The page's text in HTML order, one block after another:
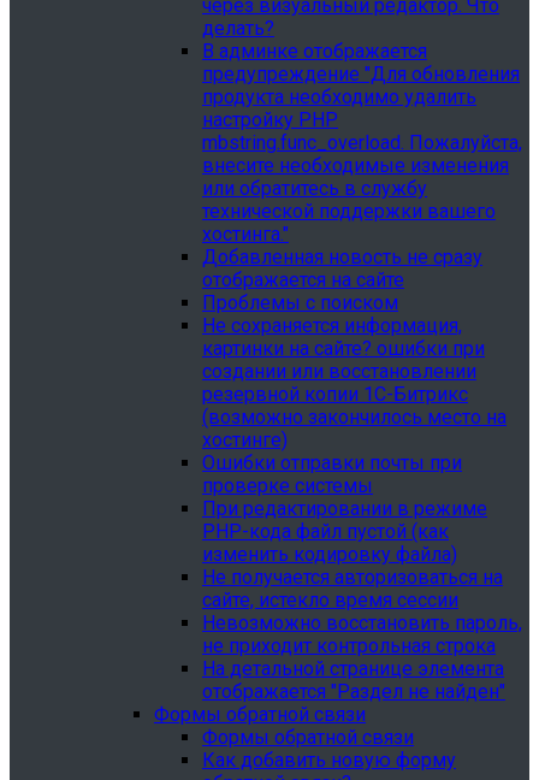
через визуальный редактор. Что
делать?
В админке отображается
предупреждение "Для обновления
продукта необходимо удалить
настройку PHP
mbstring.func_overload. Пожалуйста,
внесите необходимые изменения
или обратитесь в службу
технической поддержки вашего
хостинга."
Добавленная новость не сразу
отображается на сайте
Проблемы с поиском
Не сохраняется информация,
картинки на сайте? ошибки при
создании или восстановлении
резервной копии 1С-Битрикс
(возможно закончилось место на
хостинге)
Ошибки отправки почты при
проверке системы
При редактировании в режиме
PHP-кода файл пустой (как
изменить кодировку файла)
Не получается авторизоваться на
сайте, истекло время сессии
Невозможно восстановить пароль,
не приходит контрольная строка
На детальной странице элемента
отображается "Раздел не найден"
Формы обратной связи
Формы обратной связи
Как добавить новую форму